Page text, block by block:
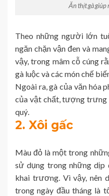
Ăn thịt gà giúp
Theo những người lớn
ngăn chặn vận đen và
vậy, trong mâm cỗ cúng
gà luộc và các món chế
Ngoài ra, gà của văn hóa
của vật chất, tượng trưng
quý.
2. Xôi gấc
Màu đỏ là một trong
sử dụng trong những dịp
khai trương. Vì vậy, nên
trong ngày đầu tháng là